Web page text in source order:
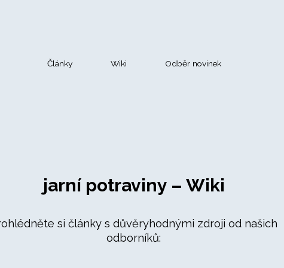
Články Wiki Odběr novinek
jarní potraviny – Wiki
si články s důvěryhodnými zdroji od našich
odborníků: